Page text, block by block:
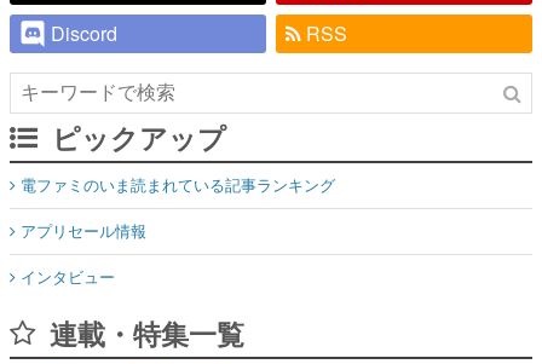
Discord
RSS
ピックアップ
電ファミのいま読まれている記事ランキング
アプリセール情報
インタビュー
連載・特集一覧